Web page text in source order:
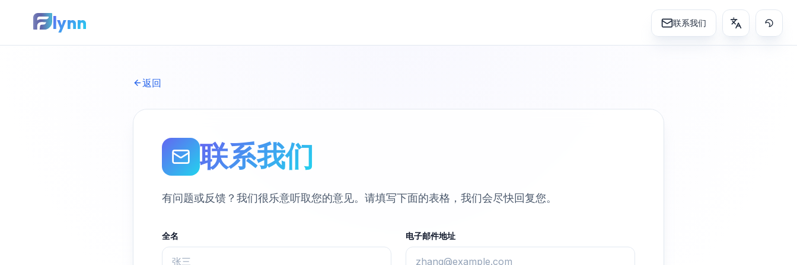
联系我们
lynn
返回
联系我们
有问题或反馈？我们很乐意听取您的意见。请填写下面的表格，我们会尽快回复您。
全名 电子邮件地址